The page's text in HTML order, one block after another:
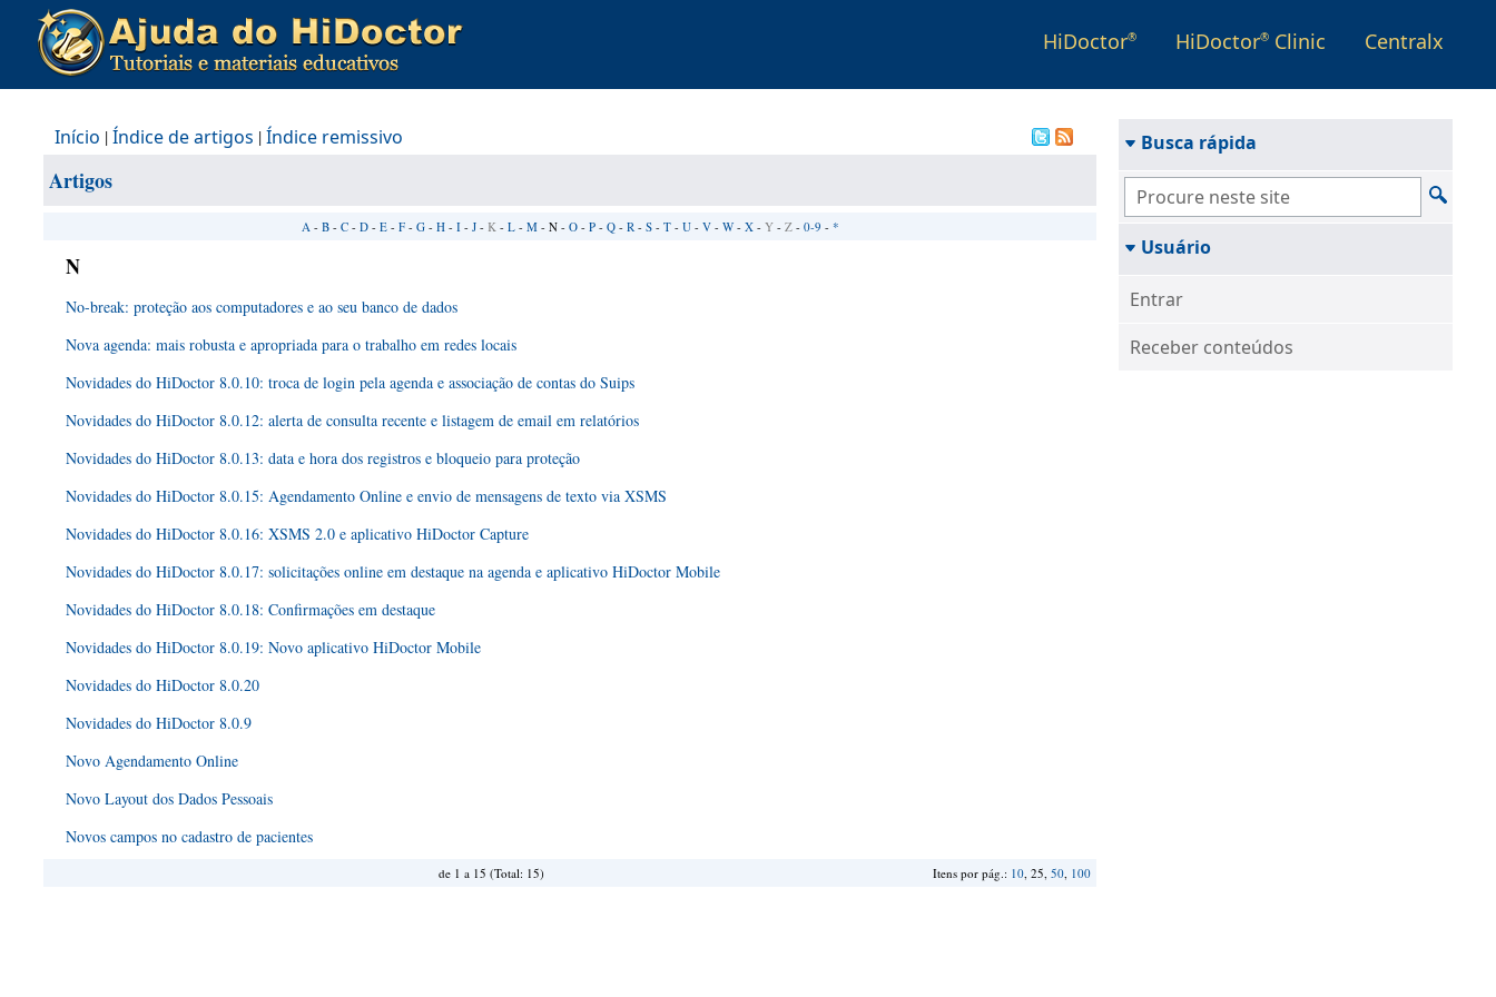
HiDoctor® HiDoctor® Clinic Centralx
Início |Índice de artigos |Índice remissivo
Artigos
A- B- C- D- E- F- G- H- I- J- K- L- M- N - O- P- Q- R- S- T- U- V- W- X- Y- Z- 0-9 - *
N
No-break: proteção aos computadores e ao seu banco de dados
Nova agenda: mais robusta e apropriada para o trabalho em redes locais
Novidades do HiDoctor 8.0.10: troca de login pela agenda e associação de contas do Suips
Novidades do HiDoctor 8.0.12: alerta de consulta recente e listagem de email em relatórios
Novidades do HiDoctor 8.0.13: data e hora dos registros e bloqueio para proteção
Novidades do HiDoctor 8.0.15: Agendamento Online e envio de mensagens de texto via XSMS
Novidades do HiDoctor 8.0.16: XSMS 2.0 e aplicativo HiDoctor Capture
Novidades do HiDoctor 8.0.17: solicitações online em destaque na agenda e aplicativo HiDoctor Mobile
Novidades do HiDoctor 8.0.18: Confirmações em destaque
Novidades do HiDoctor 8.0.19: Novo aplicativo HiDoctor Mobile
Novidades do HiDoctor 8.0.20
Novidades do HiDoctor 8.0.9
Novo Agendamento Online
Novo Layout dos Dados Pessoais
Novos campos no cadastro de pacientes
Itens por pág.: 10, 25, 50, 100
de 1 a 15 (Total: 15)
Busca rápida
Usuário
Entrar
Receber conteúdos